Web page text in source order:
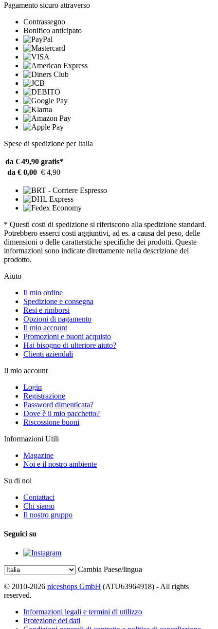
Pagamento sicuro attraverso
Contrassegno
Bonifico anticipato
Spese di spedizione per Italia
da € 49,90 gratis*
da € 0,00 € 4,90
* Questi costi di spedizione si riferiscono alla spedizione standard.
Potrebbero esserci costi aggiuntivi, ad es. a causa del peso, delle
dimensioni o delle caratterstiche specifiche dei prodotti. Queste
informazioni sono indicate direttamente nella descrizione del
prodotto.
Aiuto
Il mio ordine
Spedizione e consegna
Resi e rimborsi
Opzioni di pagamento
Il mio account
Promozioni e buoni acquisto
Hai bisogno di ulteriore aiuto?
Clienti aziendali
Il mio account
Login
Registrazione
Password dimenticata?
Dove è il mio pacchetto?
Riscossione buoni
Informazioni Utili
Magazine
Noi e il nostro ambiente
Su di noi
Contattaci
Chi siamo
Il nostro gruppo
Seguici su
Cambia Paese/lingua
© 2010-2026 niceshops GmbH (ATU63964918) - All rights
reserved.
Informazioni legali e termini di utilizzo
Protezione dei dati